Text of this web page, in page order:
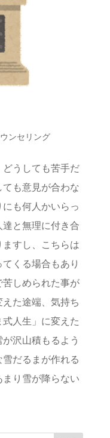
ンセリング
うしても苦手だ
も意見が合わな
も何人かいらっ
と無理に付き合
すし、こちらは
くる場合もあり
苦しめられた事が
た途端、気持ち
人生」に変えた
沢山積もるよう
だるまが作れる
り雪が降らない